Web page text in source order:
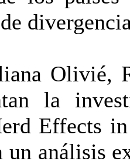
Olivié,
la
Effects
un análisis